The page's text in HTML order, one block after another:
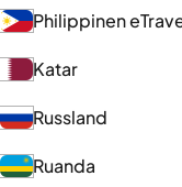
Philippinen
Katar
Russland
Ruanda